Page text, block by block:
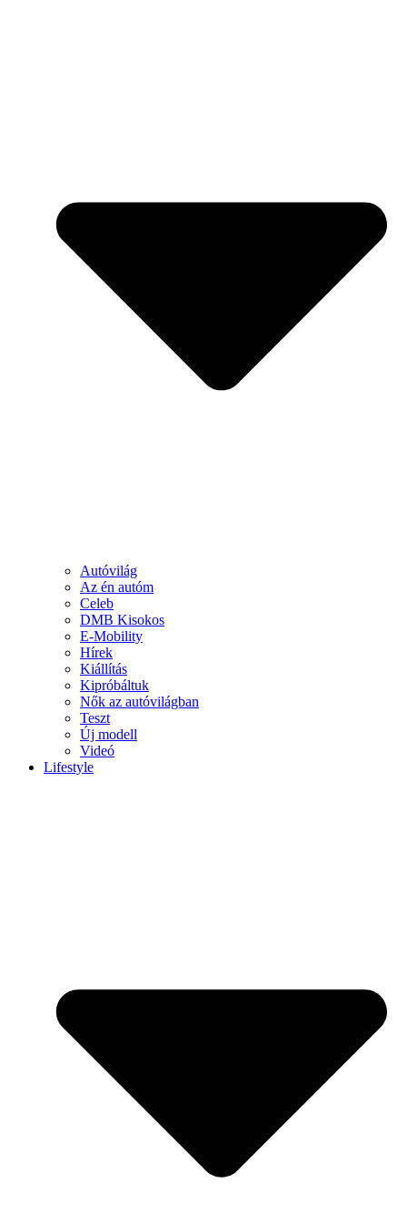
Autóvilág
Az én autóm
Celeb
DMB Kisokos
E-Mobility
Hírek
Kiállítás
Kipróbáltuk
Nők az autóvilágban
Teszt
Új modell
Videó
Lifestyle